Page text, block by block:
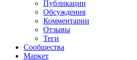
Публикации
Обсуждения
Комментарии
Отзывы
Теги
Сообщества
Маркет